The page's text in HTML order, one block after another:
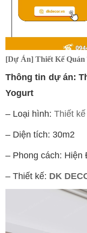
[Dự Án] Thiết Kế
Thông tin dự án:
Yogurt
– Loại hình:Thiết
– Diện tích: 30m2
– Phong cách: Hiện
– Thiết kế: DK